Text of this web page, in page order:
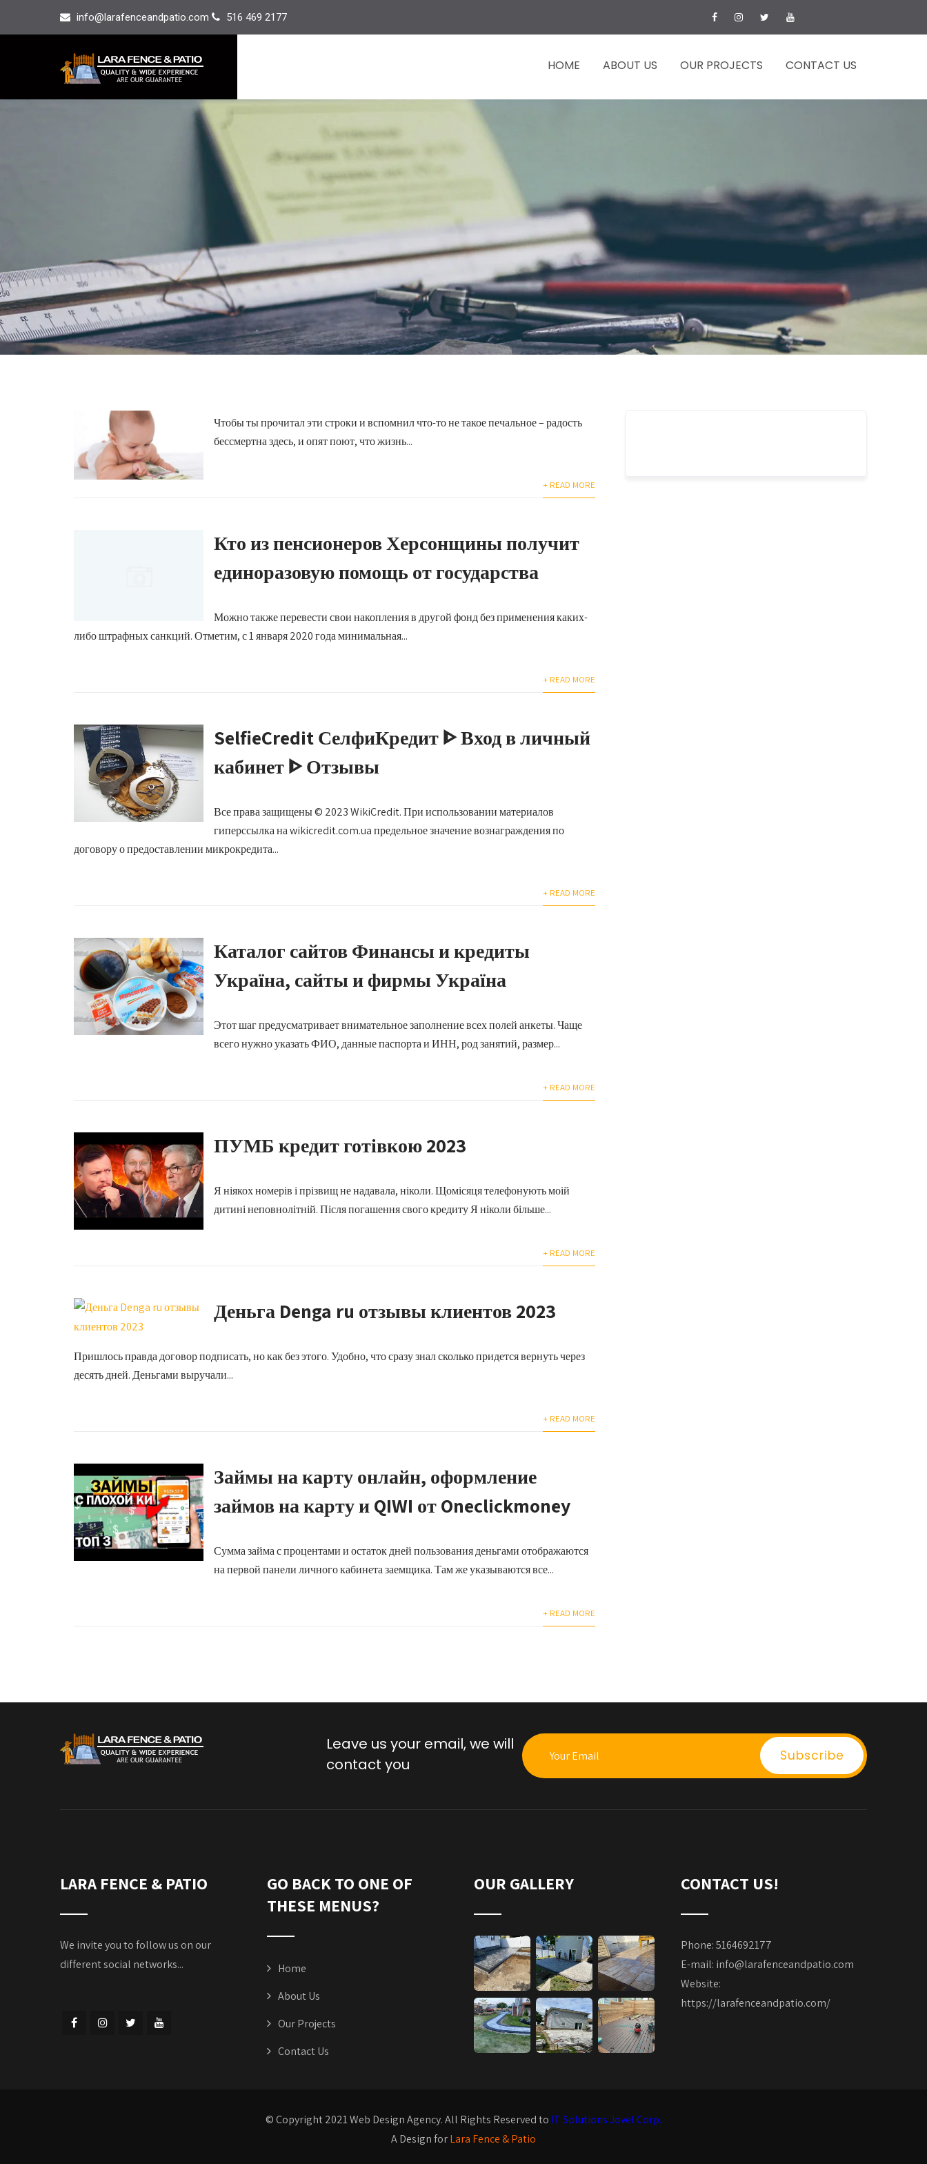
info@larafenceandpatio.com 516 469 2177
HOME ABOUT US OUR PROJECTS CONTACT US
Чтобы ты прочитал эти строки и вспомнил что-то не такое печальное – радость
бессмертна здесь, и опят поют, что жизнь...
+ READ MORE
Кто из пенсионеров Херсонщины получит
единоразовую помощь от государства
Можно также перевести свои накопления в другой фонд без применения каких-
либо штрафных санкций. Отметим, с 1 января 2020 года минимальная...
+ READ MORE
SelfieCredit СелфиКредит ᐈ Вход в личный
кабинет ᐈ Отзывы
Все права защищены © 2023 WikiCredit. При использовании материалов
гиперссылка на wikicredit.com.ua предельное значение вознаграждения по
договору о предоставлении микрокредита...
+ READ MORE
Каталог сайтов Финансы и кредиты
Україна, сайты и фирмы Україна
Этот шаг предусматривает внимательное заполнение всех полей анкеты. Чаще
всего нужно указать ФИО, данные паспорта и ИНН, род занятий, размер...
+ READ MORE
ПУМБ кредит готівкою 2023
Я ніякох номерів і прізвищ не надавала, ніколи. Щомісяця телефонують моій
дитині неповнолітній. Після погашення свого кредиту Я ніколи більше...
+ READ MORE
Деньга Denga ru отзывы клиентов 2023
Пришлось правда договор подписать, но как без этого. Удобно, что сразу знал сколько придется вернуть через
десять дней. Деньгами выручали...
+ READ MORE
Займы на карту онлайн, оформление
займов на карту и QIWI от Oneclickmoney
Сумма займа с процентами и остаток дней пользования деньгами отображаются
на первой панели личного кабинета заемщика. Там же указываются все...
+ READ MORE
Leave us your email, we will
contact you
LARA FENCE & PATIO
We invite you to follow us on our
different social networks...
GO BACK TO ONE OF
THESE MENUS?
Home
About Us
Our Projects
Contact Us
OUR GALLERY CONTACT US!
Phone: 5164692177
E-mail: info@larafenceandpatio.com
Website:
https://larafenceandpatio.com/
© Copyright 2021 Web Design Agency. All Rights Reserved to IT Solutions Jovel Corp.
A Design forLara Fence & Patio